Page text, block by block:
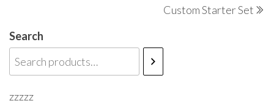
Custom Starter Set
Search
zzzzz